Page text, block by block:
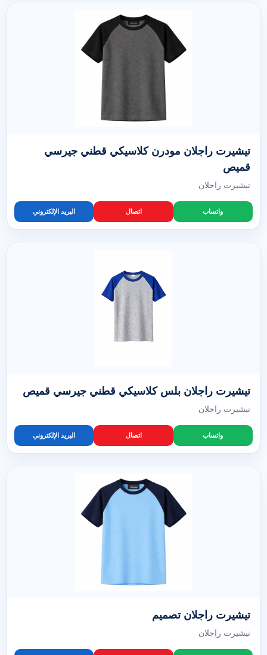
تيشيرت راجلان مودرن كلاسيكي قطني جيرسي
قميص
تيشيرت راجلان
واتساب اتصال البريد الإلكتروني
تيشيرت راجلان بلس كلاسيكي قطني جيرسي قميص
تيشيرت راجلان
واتساب اتصال البريد الإلكتروني
تيشيرت راجلان تصميم
تيشيرت راجلان